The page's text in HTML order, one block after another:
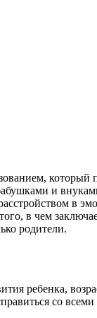
который
и
в
в чем
родители.
ребенка,
со